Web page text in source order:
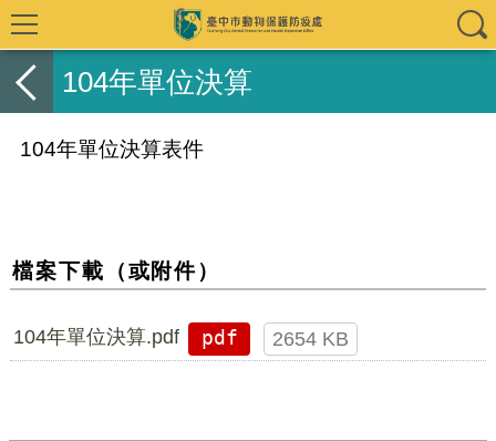
104年單位決算
104年單位決算表件
檔案下載（或附件）
104年單位決算.pdf pdf 2654 KB